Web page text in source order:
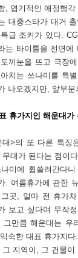
, 엽기적인 애정행
대중스타가 대거
급 조커가 있다.
는 타이틀을 전면
끼눈을 뜨고 극장
치는 쓰나미를 특
나오겠지만, 앞부
휴가지인 해운대가
대>의 또 다른 특징
무대가 된다는 점이
미에 휩쓸려간다
. 여름휴가에 관한
곳, 얼마 전 휴가
보고 싶다며 무작
그만큼 해운대는 우
숙한 대표 휴가지
그 지역이, 그 건물이